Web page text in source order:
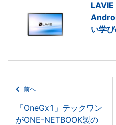
い学
前へ
「OneGx1」テックワン
がONE-NETBOOK製の